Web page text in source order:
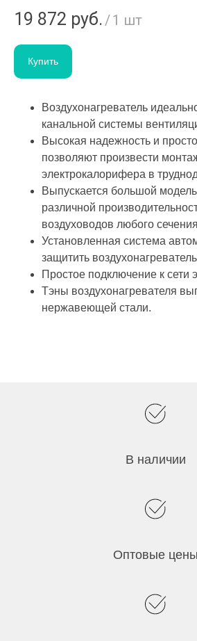
19 872 руб./1 шт
Купить
Воздухонагреватель
канальной системы
Высокая надежность и
позволяют произвести
электрокалорифера в
Выпускается большой
различной
воздуховодов любого
Установленная система
защитить
Простое подключение к сети
Тэны воздухонагревателя
нержавеющей стали.
В наличии
Оптовые цены